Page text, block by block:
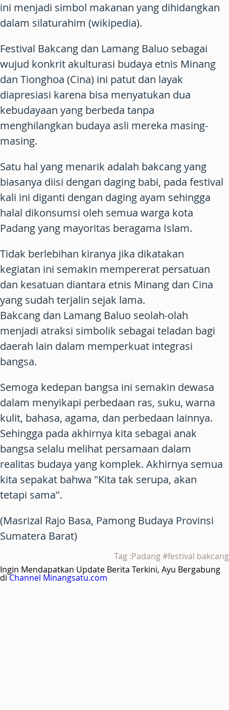
ini menjadi simbol makanan yang dihidangkan
dalam silaturahim (wikipedia).
Festival Bakcang dan Lamang Baluo sebagai
wujud konkrit akulturasi budaya etnis Minang
dan Tionghoa (Cina) ini patut dan layak
diapresiasi karena bisa menyatukan dua
kebudayaan yang berbeda tanpa
menghilangkan budaya asli mereka masing-
masing.
Satu hal yang menarik adalah bakcang yang
biasanya diisi dengan daging babi, pada festival
kali ini diganti dengan daging ayam sehingga
halal dikonsumsi oleh semua warga kota
Padang yang mayoritas beragama Islam.
Tidak berlebihan kiranya jika dikatakan
kegiatan ini semakin mempererat persatuan
dan kesatuan diantara etnis Minang dan Cina
yang sudah terjalin sejak lama.
Bakcang dan Lamang Baluo seolah-olah
menjadi atraksi simbolik sebagai teladan bagi
daerah lain dalam memperkuat integrasi
bangsa.
Semoga kedepan bangsa ini semakin dewasa
dalam menyikapi perbedaan ras, suku, warna
kulit, bahasa, agama, dan perbedaan lainnya.
Sehingga pada akhirnya kita sebagai anak
bangsa selalu melihat persamaan dalam
realitas budaya yang komplek. Akhirnya semua
kita sepakat bahwa "Kita tak serupa, akan
tetapi sama".
(Masrizal Rajo Basa, Pamong Budaya Provinsi
Sumatera Barat)
Tag :Padang #festival bakcang
Ingin Mendapatkan Update Berita Terkini, Ayu Bergabung
diChannel Minangsatu.com